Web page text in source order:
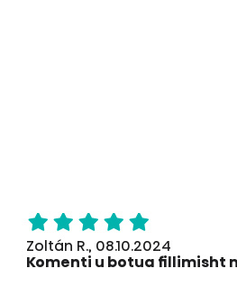
Zoltán R., 08.10.2024
Komenti u botua fillimisht